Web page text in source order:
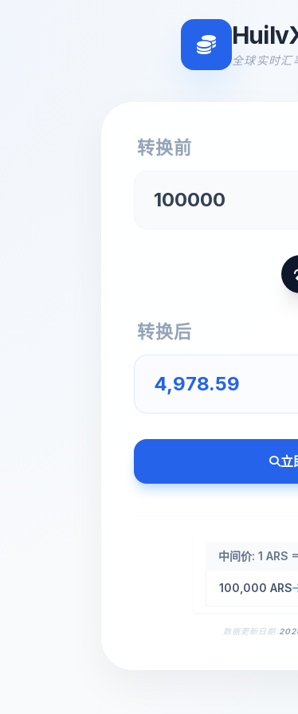
全球实时汇
转换前
转换后
立
中间价: 1
100,000 ARS
数据更新日期: